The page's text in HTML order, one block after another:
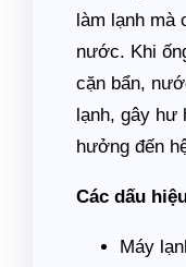
làm lạnh mà
nước. Khi
cặn bẩn,
lạnh, gây hư
hưởng đến
Các dấu
Máy